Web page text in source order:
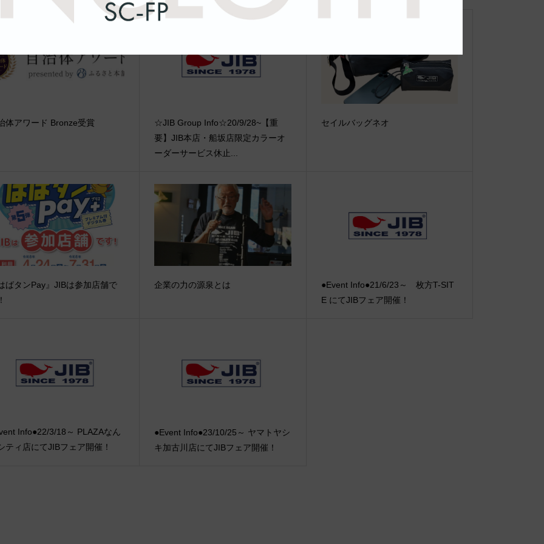
体アワード Bronze受賞
☆JIB Group Info☆20/9/28~【重
要】JIB本店・船坂店限定カラーオ
ーダーサービス休止...
セイルバッグネオ
ばタンPay』JIBは参加店舗で
企業の力の源泉とは
●Event Info●21/6/23～ 枚方T-SIT
E にてJIBフェア開催！
Info●22/3/18～ PLAZAなん
ティ店にてJIBフェア開催！
●Event Info●23/10/25～ ヤマトヤシ
キ加古川店にてJIBフェア開催！